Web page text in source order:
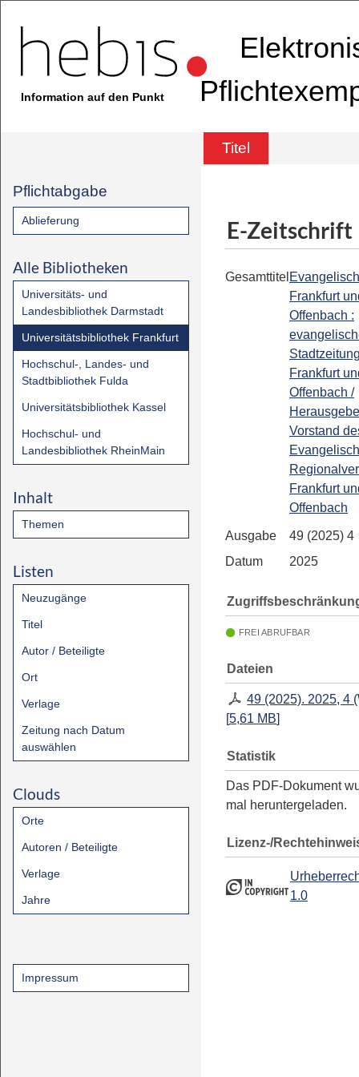
Information auf den Punkt
Titel
Pflichtabgabe
Ablieferung
Alle Bibliotheken
Universitäts- und
Landesbibliothek Darmstadt
Universitätsbibliothek Frankfurt
Hochschul-, Landes- und
Stadtbibliothek Fulda
Universitätsbibliothek Kassel
Hochschul- und
Landesbibliothek RheinMain
Inhalt
Themen
Listen
Neuzugänge
Titel
Autor / Beteiligte
Ort
Verlage
Zeitung nach Datum
auswählen
Clouds
Orte
Autoren / Beteiligte
Verlage
Jahre
Impressum
E-Zeitschrift
Gesamttitel
Frankfurt
Offenbach :
Frankfurt
Offenbach /
Vorstand
Frankfurt
Offenbach
Ausgabe
49 (2025) 4
Datum
2025
FREI ABRUFBAR
Dateien
49 (2025). 2025, 4
[5,61 MB]
Statistik
Das PDF-Dokument
mal heruntergeladen.
Lizenz-/
1.0